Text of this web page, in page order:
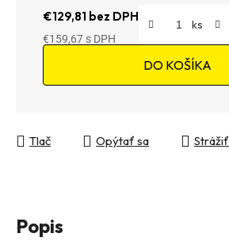
€129,81 bez DPH
€159,67
DO KOŠÍKA
Tlač Opýtať sa Strážiť
Popis